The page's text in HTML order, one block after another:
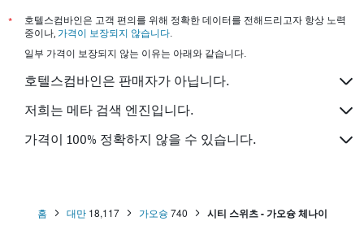
*
호텔스컴바인은 고객 편의를 위해 정확한 데이터를 전해드리고자 항상 노력
중이나, 가격이 보장되지 않습니다.
일부 가격이 보장되지 않는 이유는 아래와 같습니다.
호텔스컴바인은 판매자가 아닙니다.
저희는 메타 검색 엔진입니다.
가격이 100% 정확하지 않을 수 있습니다.
홈 대만 18,117 가오슝 740 시티 스위츠 - 가오슝 체나이